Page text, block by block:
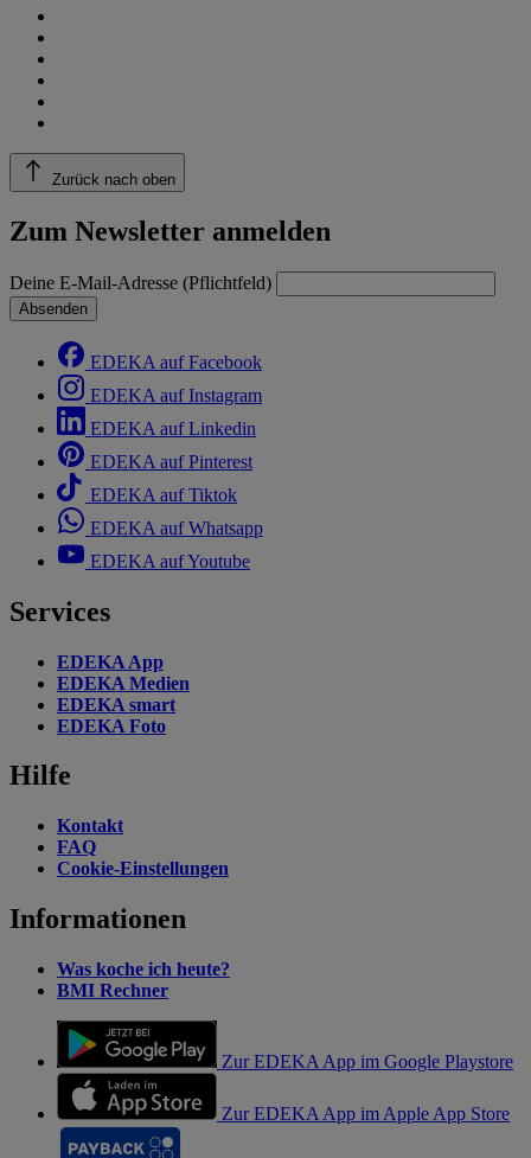
Zurück nach oben
Zum Newsletter anmelden
Deine E-Mail-Adresse (Pflichtfeld)
Absenden
EDEKA auf Facebook
EDEKA auf Instagram
EDEKA auf Linkedin
EDEKA auf Pinterest
EDEKA auf Tiktok
EDEKA auf Whatsapp
EDEKA auf Youtube
Services
EDEKA App
EDEKA Medien
EDEKA smart
EDEKA Foto
Hilfe
Kontakt
FAQ
Cookie-Einstellungen
Informationen
Was koche ich heute?
BMI Rechner
Zur EDEKA App im Google Playstore
Zur EDEKA App im Apple App Store